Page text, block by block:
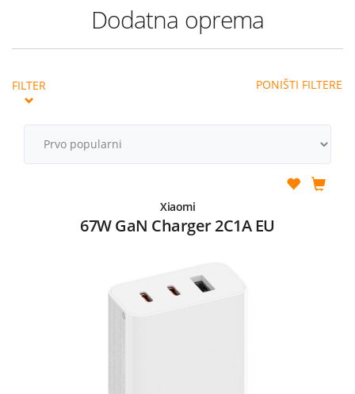
Akcije
Podrška
Dodatna oprema
FILTER PONIŠTI FILTERE
Xiaomi
67W GaN Charger 2C1A EU